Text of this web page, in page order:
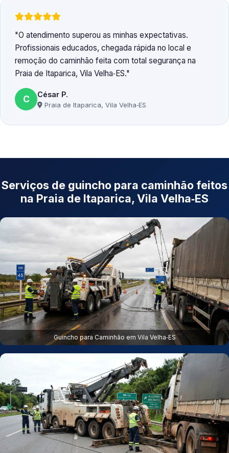
O atendimento superou as minhas expectativas.
Profissionais educados, chegada rápida no local e
remoção do caminhão feita com total segurança na
Praia de Itaparica, Vila Velha‑ES.
C César P.
Praia de Itaparica, Vila Velha‑ES
Serviços de guincho para caminhão feitos
na Praia de Itaparica, Vila Velha‑ES
Guincho para Caminhão em Vila Velha‑ES